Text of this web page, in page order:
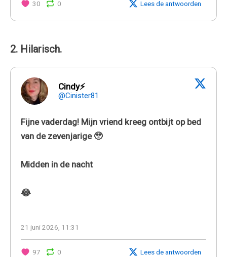
30 0 Lees de antwoorden
2. Hilarisch.
Cindy⚡️
@Cinister81
Fijne vaderdag! Mijn vriend kreeg ontbijt op bed
van de zevenjarige 🥹
Midden in de nacht
😂
21 juni 2026, 11:31
97 0 Lees de antwoorden